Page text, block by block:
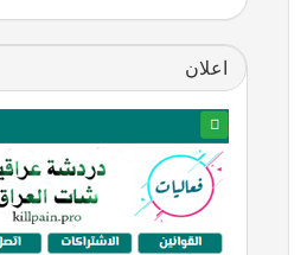
اعلان